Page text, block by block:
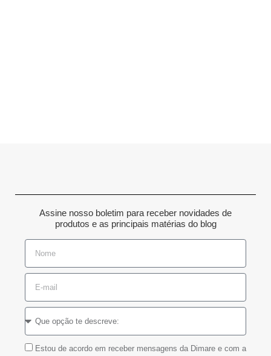
Assine nosso boletim para receber novidades de
produtos e as principais matérias do blog
Estou de acordo em receber mensagens da Dimare e com a